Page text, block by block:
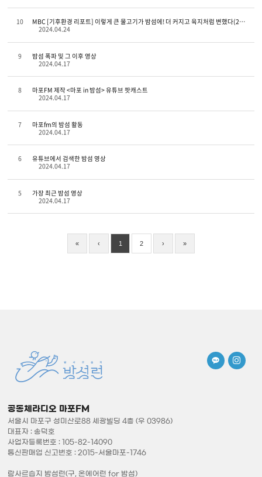
10
MBC [기후환경 리포트] 이렇게 큰 물고기가 밤섬에! 더 커지고 육지처럼 변했다(2023.6.5)
2024.04.24
9
밤섬 폭파 및 그 이후 영상
2024.04.17
8
마포FM 제작 <마포 in 밤섬> 유튜브 팟캐스트
2024.04.17
7
마포fm의 밤섬 활동
2024.04.17
6
유튜브에서 검색한 밤섬 영상
2024.04.17
5
가장 최근 밤섬 영상
2024.04.17
« ‹ 1 2 › »
공동체라디오 마포FM
서울시 마포구 성미산로88 세광빌딩 4층 (우 03986)
대표자 : 송덕호
사업자등록번호 : 105-82-14090
통신판매업 신고번호 : 2015-서울마포-1746
람사르습지 밤섬런(구, 온에어런 for 밤섬)